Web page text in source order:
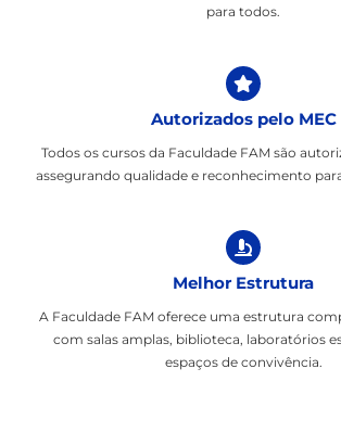
para todos.
Autorizados pelo MEC
Todos os cursos da Faculdade FAM são
assegurando qualidade e reconhecimento
Melhor Estrutura
A Faculdade FAM oferece uma estrutura
com salas amplas, biblioteca, laboratórios
espaços de convivência.